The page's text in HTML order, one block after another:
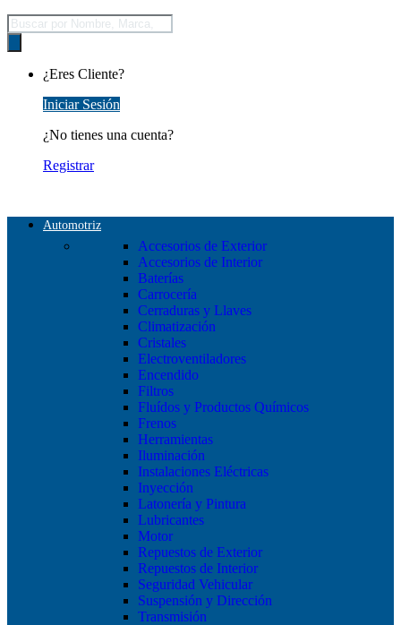
Búsqueda
de
productos
¿Eres Cliente?
Iniciar Sesión
¿No tienes una cuenta?
Registrar
Automotriz
Accesorios de Exterior
Accesorios de Interior
Baterías
Carrocería
Cerraduras y Llaves
Climatización
Cristales
Electroventiladores
Encendido
Filtros
Fluídos y Productos Químicos
Frenos
Herramientas
Iluminación
Instalaciones Eléctricas
Inyección
Latonería y Pintura
Lubricantes
Motor
Repuestos de Exterior
Repuestos de Interior
Seguridad Vehicular
Suspensión y Dirección
Transmisión